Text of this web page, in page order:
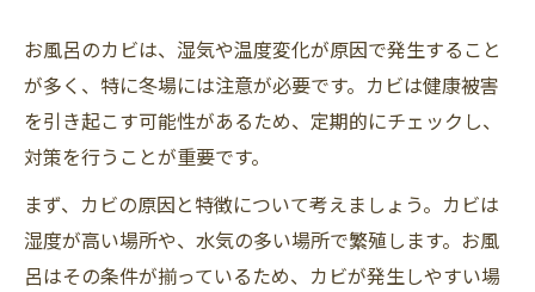
お風呂のカビは、湿気や温度変化が原因で発生すること
が多く、特に冬場には注意が必要です。カビは健康被害
を引き起こす可能性があるため、定期的にチェックし、
対策を行うことが重要です。
まず、カビの原因と特徴について考えましょう。カビは
湿度が高い場所や、水気の多い場所で繁殖します。お風
呂はその条件が揃っているため、カビが発生しやすい場